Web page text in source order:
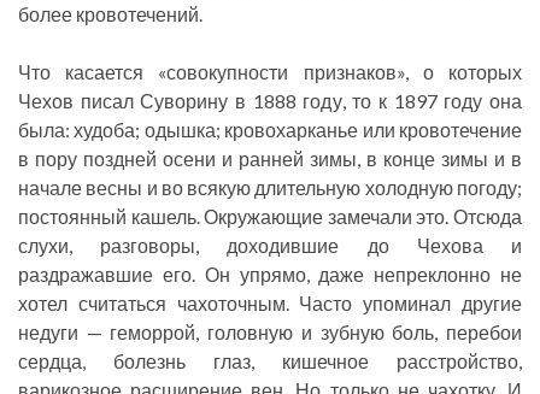
более кровотечений.
Что касается «совокупности признаков», о которых
Чехов писал Суворину в 1888 году, то к 1897 году она
была: худоба; одышка; кровохарканье или кровотечение
в пору поздней осени и ранней зимы, в конце зимы и в
начале весны и во всякую длительную холодную погоду;
постоянный кашель. Окружающие замечали это. Отсюда
слухи, разговоры, доходившие до Чехова и
раздражавшие его. Он упрямо, даже непреклонно не
хотел считаться чахоточным. Часто упоминал другие
недуги — геморрой, головную и зубную боль, перебои
сердца, болезнь глаз, кишечное расстройство,